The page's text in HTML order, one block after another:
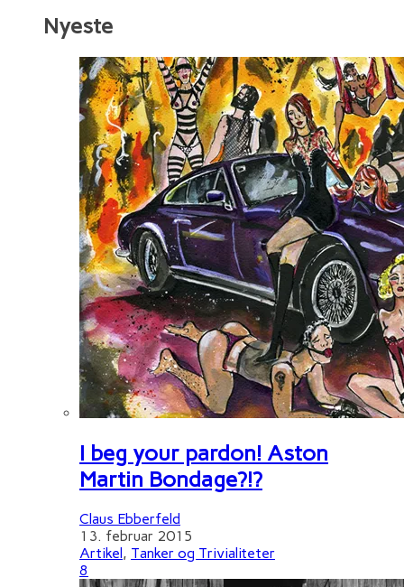
Nyeste
I beg your pardon! Aston
Martin Bondage?!?
Claus Ebberfeld
13. februar 2015
Artikel, Tanker og Trivialiteter
8